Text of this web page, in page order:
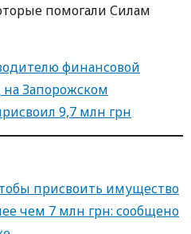
помогали Силам
финансовой
Запорожском
9,7 млн ​​грн
присвоить имущество
чем 7 млн ​​грн: сообщено